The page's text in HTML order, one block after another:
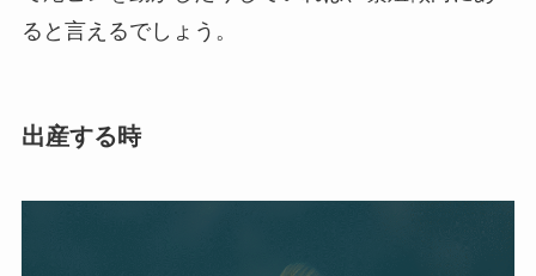
ると言えるでしょう。
出産する時